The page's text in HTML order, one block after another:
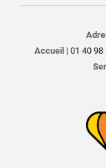
Accueil | 01 40 98